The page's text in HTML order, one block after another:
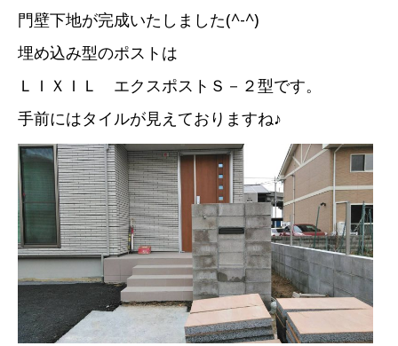
門壁下地が完成いたしました(^-^)
埋め込み型のポストは
ＬＩＸＩＬ エクスポストＳ－２型です。
手前にはタイルが見えておりますね♪